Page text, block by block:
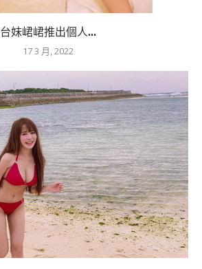
台妹峮峮推出個人...
17 3 月, 2022